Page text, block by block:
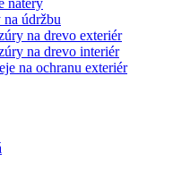
nátery
údržbu
na drevo exteriér
na drevo interiér
na ochranu exteriér